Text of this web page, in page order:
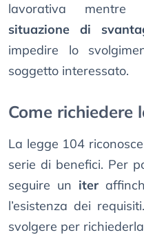
lavorativa mentre
situazione di
impedire lo
soggetto interessato.
Come richiedere
La legge 104
serie di benefici. Per
seguire un iter
l’esistenza dei
svolgere per